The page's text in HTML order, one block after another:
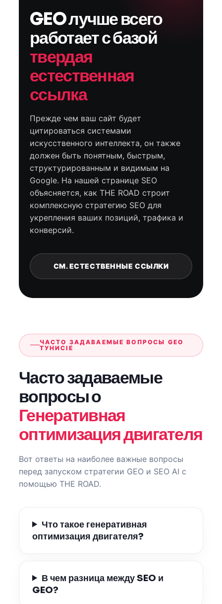
GEO лучше всего
работает с базой
твердая
естественная
ссылка
Прежде чем ваш сайт будет
цитироваться системами
искусственного интеллекта, он также
должен быть понятным, быстрым,
структурированным и видимым на
Google. На нашей странице SEO
объясняется, как THE ROAD строит
комплексную стратегию SEO для
укрепления ваших позиций, трафика и
конверсий.
СМ. ЕСТЕСТВЕННЫЕ ССЫЛКИ
ЧАСТО ЗАДАВАЕМЫЕ ВОПРОСЫ GEO
ТУНИСIE
Часто задаваемые
вопросы о
Генеративная
оптимизация двигателя
Вот ответы на наиболее важные вопросы
перед запуском стратегии GEO и SEO AI с
помощью THE ROAD.
Что такое генеративная
оптимизация двигателя?
В чем разница между SEO и
GEO?